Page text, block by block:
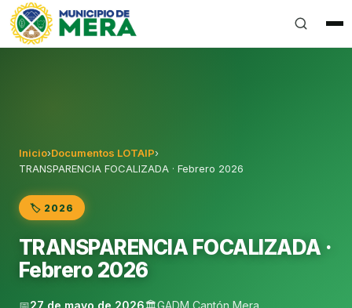
Gobierno Autónomo Descentralizado Municipal del
Inicio›Documentos LOTAIP›
TRANSPARENCIA FOCALIZADA · Febrero 2026
🏷️ 2026
TRANSPARENCIA FOCALIZADA ·
Febrero 2026
📅27 de mayo de 2026🏛️GADM Cantón Mera